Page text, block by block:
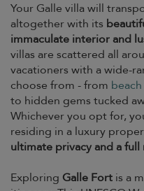
Your Galle villa will
altogether with its
immaculate interior and
villas are scattered all
vacationers with a wide-
choose from - from
to hidden gems tucked
Whichever you opt for,
residing in a luxury
ultimate privacy and a
Exploring Galle Fort is a